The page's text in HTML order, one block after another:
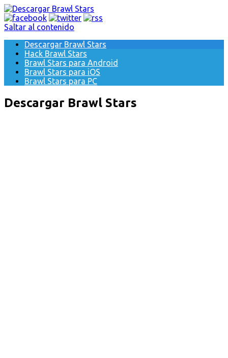
Saltar al contenido
Descargar Brawl Stars
Hack Brawl Stars
Brawl Stars para Android
Brawl Stars para iOS
Brawl Stars para PC
Descargar Brawl Stars